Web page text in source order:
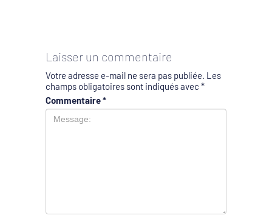
Laisser un commentaire
Votre adresse e-mail ne sera pas publiée. Les
champs obligatoires sont indiqués avec *
Commentaire*